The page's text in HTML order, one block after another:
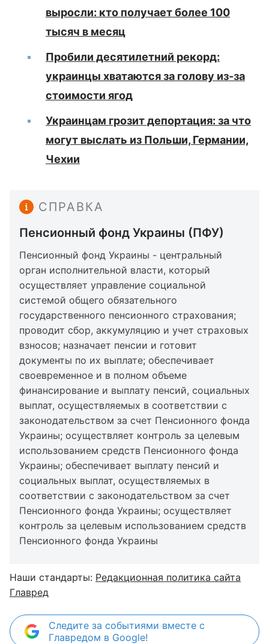
выросли: кто получает более 100
тысяч в месяц
Пробили десятилетний рекорд:
украинцы хватаются за голову из-за
стоимости ягод
Украинцам грозит депортация: за что
могут выслать из Польши, Германии,
Чехии
СПРАВКА
Пенсионный фонд Украины (ПФУ)
Пенсионный фонд Украины - центральный
орган исполнительной власти, который
осуществляет управление социальной
системой общего обязательного
государственного пенсионного страхования;
проводит сбор, аккумуляцию и учет страховых
взносов; назначает пенсии и готовит
документы по их выплате; обеспечивает
своевременное и в полном объеме
финансирование и выплату пенсий, социальных
выплат, осуществляемых в соответствии с
законодательством за счет Пенсионного фонда
Украины; осуществляет контроль за целевым
использованием средств Пенсионного фонда
Украины; обеспечивает выплату пенсий и
социальных выплат, осуществляемых в
соответствии с законодательством за счет
Пенсионного фонда Украины; осуществляет
контроль за целевым использованием средств
Пенсионного фонда Украины
Наши стандарты: Редакционная политика сайта
Главред
Следите за событиями вместе с
Главредом в Google!